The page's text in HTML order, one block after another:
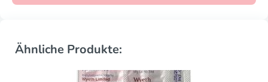
Ähnliche Produkte: